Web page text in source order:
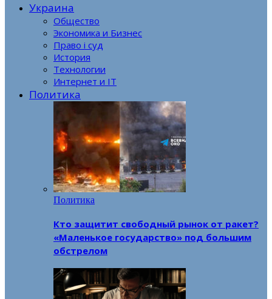
Украина
Общество
Экономика и Бизнес
Право і суд
История
Технологии
Интернет и IT
Политика
Политика
Кто защитит свободный рынок от ракет?
«Маленькое государство» под большим
обстрелом